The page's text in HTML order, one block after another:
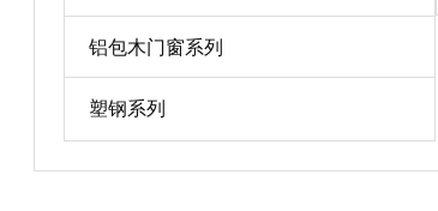
铝包木门窗系列
塑钢系列